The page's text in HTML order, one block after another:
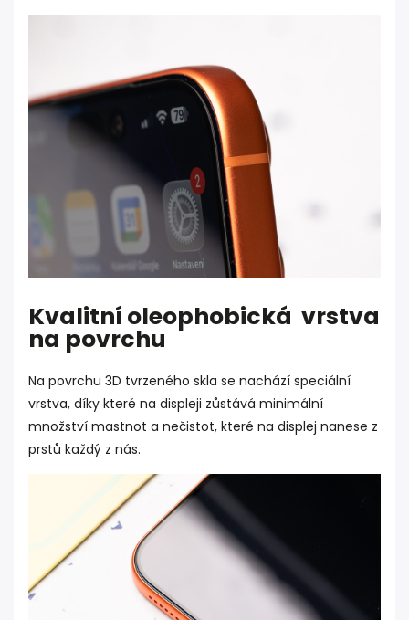
Kvalitní oleophobická vrstva
na povrchu
Na povrchu 3D tvrzeného skla se nachází speciální
vrstva, díky které na displeji zůstává minimální
množství mastnot a nečistot, které na displej nanese z
prstů každý z nás.